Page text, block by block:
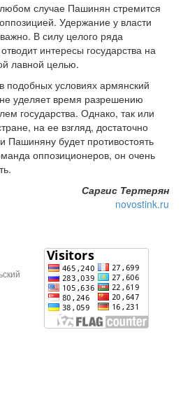
любом случае Пашинян стремится
Удержание у власти
В силу целого ряда
интересы государства на
лавной целью.
подобных условиях армянский
уделяет время разрешению
государства. Однако, так или
на ее взгляд, достаточно
Пашиняну будет противостоять
оппозиционеров, он очень
Саргис Тертерян
novostink.ru